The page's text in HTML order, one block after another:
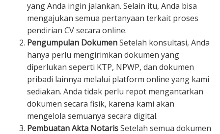
yang Anda ingin jalankan. Selain itu, Anda bisa
mengajukan semua pertanyaan terkait proses
pendirian CV secara online.
Pengumpulan DokumenSetelah konsultasi, Anda
hanya perlu mengirimkan dokumen yang
diperlukan seperti KTP, NPWP, dan dokumen
pribadi lainnya melalui platform online yang kami
sediakan. Anda tidak perlu repot mengantarkan
dokumen secara fisik, karena kami akan
mengelola semuanya secara digital.
Pembuatan Akta NotarisSetelah semua dokumen